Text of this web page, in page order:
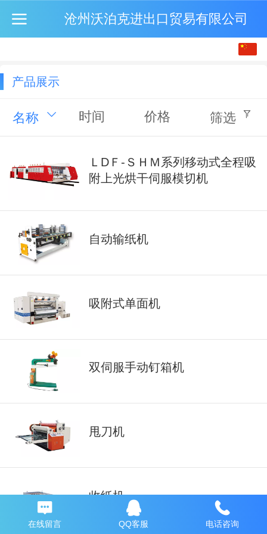
沧州沃泊克进出口贸易有限公司
产品展示
名称 时间 价格 筛选
ＬDＦ-ＳＨＭ系列移动式全程吸
附上光烘干伺服模切机
自动输纸机
吸附式单面机
双伺服手动钉箱机
甩刀机
收纸机
在线留言 QQ客服 电话咨询